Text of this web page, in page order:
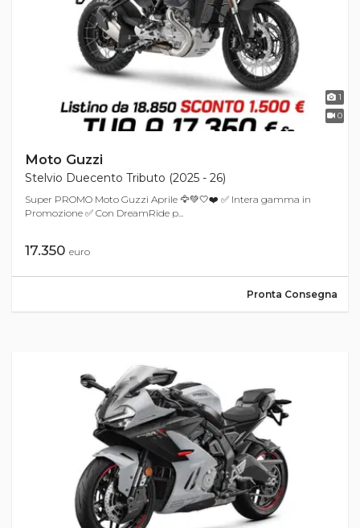
1
0
Moto Guzzi
Stelvio Duecento Tributo (2025 - 26)
Super PROMO Moto Guzzi Aprile 🦅💚🤍❤️ ✅ Intera gamma in
Promozione ✅ Con DreamRide p...
17.350 euro
Pronta Consegna